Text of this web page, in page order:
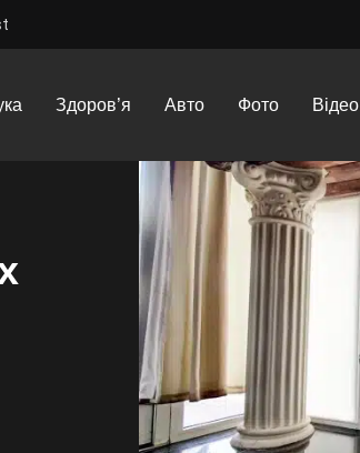
Здоров’я Авто Фото Відео
их выбирают современные дизайнеры